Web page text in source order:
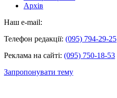
Архів
Наш e-mail:
Телефон редакції: (095) 794-29-25
Реклама на сайті: (095) 750-18-53
Запропонувати тему